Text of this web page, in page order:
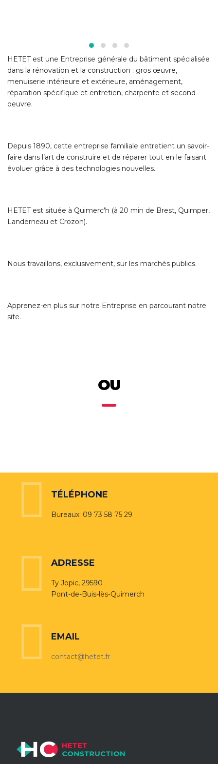
HETET est une Entreprise générale du bâtiment spécialisée
dans la rénovation et la construction : gros œuvre,
menuiserie intérieure et extérieure, aménagement,
réparation spécifique et entretien, charpente et second
oeuvre.
Depuis 1890, cette entreprise familiale entretient un savoir-
faire dans l’art de construire et de réparer tout en le faisant
évoluer grâce à des technologies nouvelles.
HETET est située à Quimerc'h (à 20 min de Brest, Quimper,
Landerneau et Crozon).
Nous travaillons, exclusivement, sur les marchés publics.
Apprenez-en plus sur notre Entreprise en parcourant notre
site.
OU
TÉLÉPHONE
Bureaux: 09 73 58 75 29
ADRESSE
Ty Jopic, 29590
Pont-de-Buis-lès-Quimerch
EMAIL
contact@hetet.fr